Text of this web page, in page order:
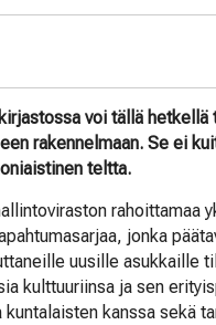
voi tällä hetkellä
rakennelmaan. Se ei
teltta.
rahoittamaa
jonka
uusille asukkaille
kulttuuriinsa ja sen
kuntalaisten kanssa sekä